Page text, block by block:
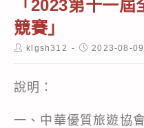
「2023第十一
競賽」
Postklgsh312
Post2023-08-09
說明：
一、中華優質旅遊協